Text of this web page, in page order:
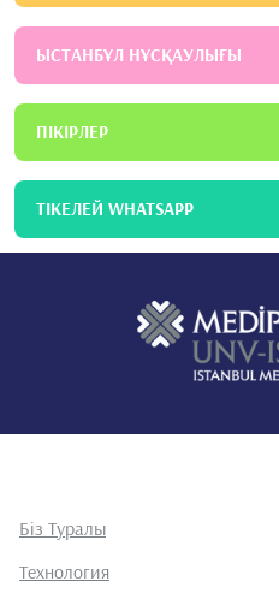
ЫСТАНБҰЛ НҰСҚАУЛЫҒЫ
ПІКІРЛЕР
ТІКЕЛЕЙ WHATSAPP
Біз Туралы
Технология